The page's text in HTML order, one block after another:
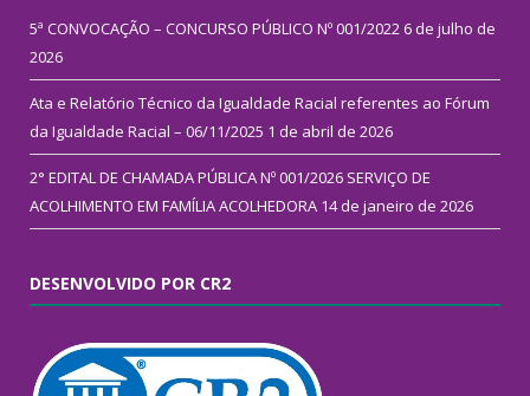
5ª CONVOCAÇÃO – CONCURSO PÚBLICO Nº 001/2022 6 de julho de
2026
Ata e Relatório Técnico da Igualdade Racial referentes ao Fórum
da Igualdade Racial – 06/11/2025 1 de abril de 2026
2° EDITAL DE CHAMADA PÚBLICA Nº 001/2026 SERVIÇO DE
ACOLHIMENTO EM FAMÍLIA ACOLHEDORA 14 de janeiro de 2026
DESENVOLVIDO POR CR2